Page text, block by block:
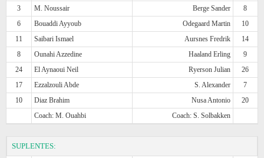
3
M. Noussair Berge Sander
8
6
Bouaddi Ayyoub Odegaard Martin
10
11
Saibari Ismael Aursnes Fredrik
14
8
Ounahi Azzedine Haaland Erling
9
24
El Aynaoui Neil Ryerson Julian
26
17
Ezzalzouli Abde S. Alexander
7
10
Diaz Brahim Nusa Antonio
20
Coach: M. Ouahbi
Coach: S. Solbakken
SUPLENTES: